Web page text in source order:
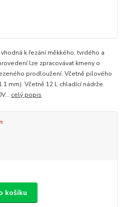
k řezání měkkého, tvrdého a
lze zpracovávat kmeny o
prodloužení. Včetně pilového
mm). Včetně 12 L chladící nádrže.
celý popis
košíku